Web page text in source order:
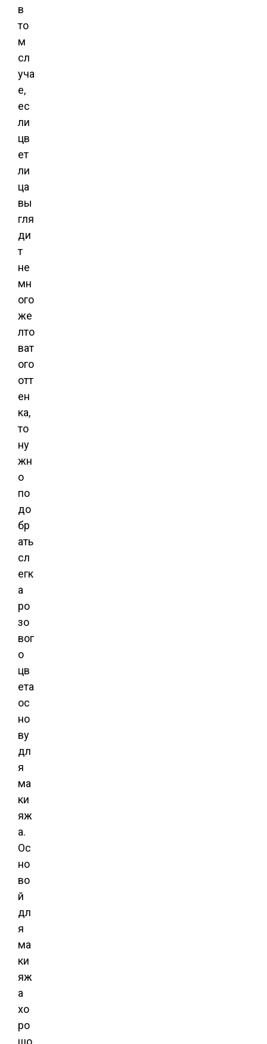
в
то
м
сл
уча
е,
ес
ли
цв
ет
ли
ца
вы
гля
ди
т
не
мн
ого
же
лто
ват
ого
отт
ен
ка,
то
ну
жн
о
по
до
бр
ать
сл
егк
а
ро
зо
вог
о
цв
ета
ос
но
ву
дл
я
ма
ки
яж
а.
Ос
но
во
й
дл
я
ма
ки
яж
а
хо
ро
шо